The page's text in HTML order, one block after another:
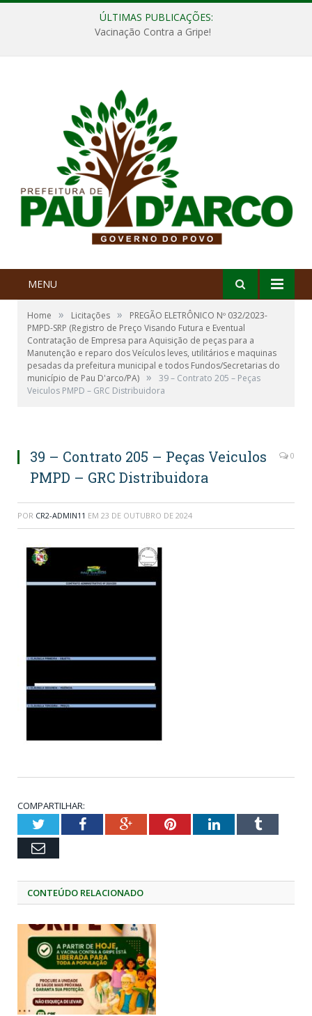
ÚLTIMAS PUBLICAÇÕES:
Vacinação Contra a Gripe!
MENU
Home » Licitações »
PREGÃO ELETRÔNICO Nº 032/2023-
PMPD-SRP (Registro de Preço Visando Futura e Eventual
Contratação de Empresa para Aquisição de peças para a
Manutenção e reparo dos Veículos leves, utilitários e maquinas
pesadas da prefeitura municipal e todos Fundos/Secretarias do
município de Pau D'arco/PA) »
39 – Contrato 205 – Peças
Veiculos PMPD – GRC Distribuidora
39 – Contrato 205 – Peças Veiculos
PMPD – GRC Distribuidora
0
POR CR2-ADMIN11 EM 23 DE OUTUBRO DE 2024
COMPARTILHAR:
TwitterFacebookGoogle+PinterestLinkedInTumblr
Email
CONTEÚDO RELACIONADO